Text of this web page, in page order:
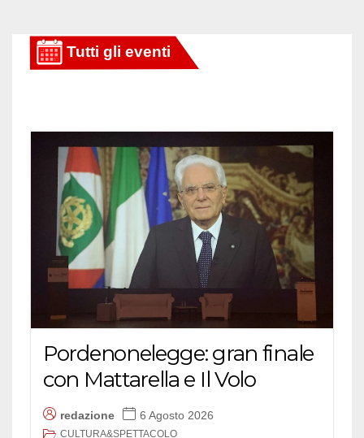
Pordenonelegge: gran finale
con Mattarella e Il Volo
redazione 6 Agosto 2026
CULTURA&SPETTACOLO